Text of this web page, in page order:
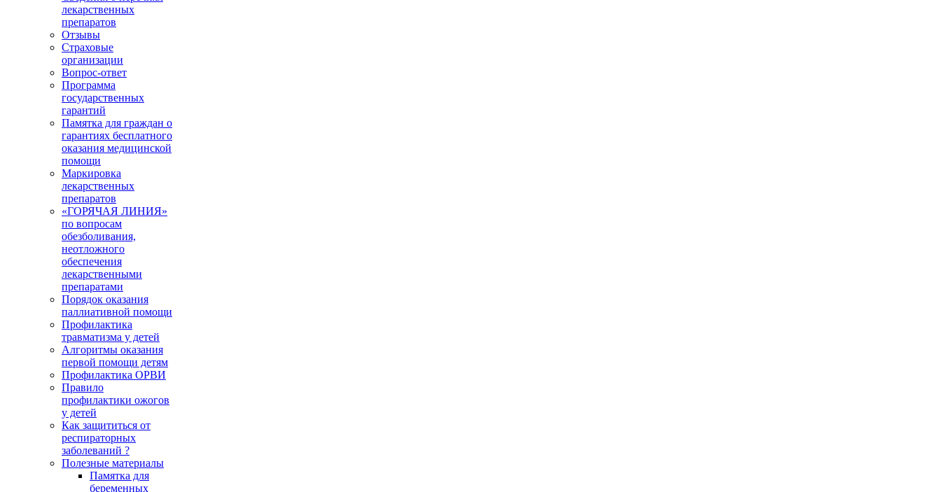
лекарственных
препаратов
Отзывы
Страховые
организации
Вопрос-ответ
Программа
государственных
гарантий
Памятка для граждан о
гарантиях бесплатного
оказания медицинской
помощи
Маркировка
лекарственных
препаратов
«ГОРЯЧАЯ ЛИНИЯ»
по вопросам
обезболивания,
неотложного
обеспечения
лекарственными
препаратами
Порядок оказания
паллиативной помощи
Профилактика
травматизма у детей
Алгоритмы оказания
первой помощи детям
Профилактика ОРВИ
Правило
профилактики ожогов
у детей
Как защититься от
респираторных
заболеваний ?
Полезные материалы
Памятка для
беременных